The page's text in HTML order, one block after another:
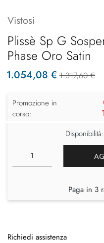
Vistosi
Plissè Sp G
Phase Oro Satin
1.054,08 € 1.317,60 €
Promozione in
corso:
Disponibilità:
Paga in 3
Richiedi assistenza